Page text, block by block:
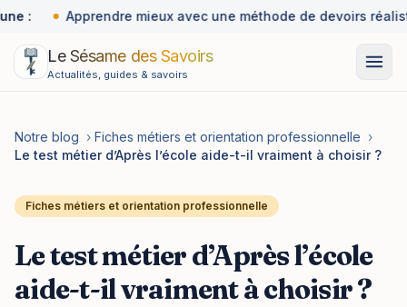
: Apprendre mieux avec une méthode de devoirs
Le Sésame des Savoirs
Actualités, guides & savoirs
Notre blog › Fiches métiers et orientation professionnelle ›
Le test métier d’Après l’école aide-t-il vraiment à choisir ?
Fiches métiers et orientation professionnelle
Le test métier d’Après l’école
aide-t-il vraiment à choisir ?